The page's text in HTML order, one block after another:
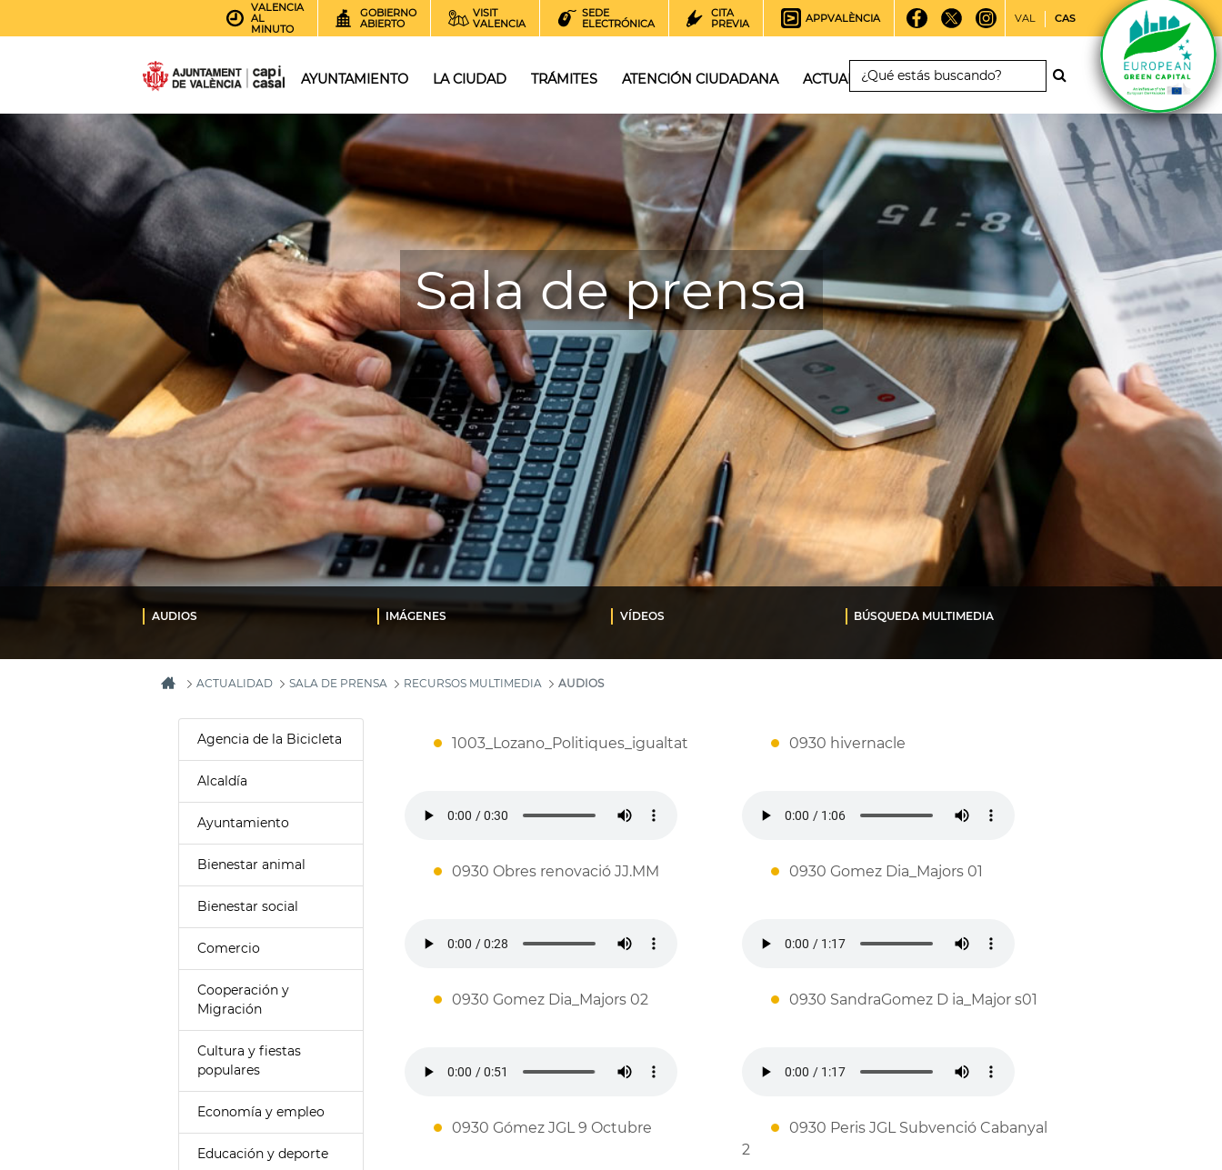
VALENCIA
AL
MINUTO
GOBIERNO
ABIERTO
VISIT
VALENCIA
SEDE
ELECTRÓNICA
CITA
PREVIA
APPVALÈNCIA VAL CAS
AYUNTAMIENTO LA CIUDAD TRÁMITES ATENCIÓN CIUDADANA ACTUALIDAD
Sala de prensa
AUDIOS IMÁGENES VÍDEOS BÚSQUEDA MULTIMEDIA
ACTUALIDAD SALA DE PRENSA RECURSOS MULTIMEDIA AUDIOS
Agencia de la Bicicleta
Alcaldía
Ayuntamiento
Bienestar animal
Bienestar social
Comercio
Cooperación y
Migración
Cultura y fiestas
populares
Economía y empleo
Educación y deporte
1003_Lozano_Politiques_igualtat 0930 hivernacle
0930 Obres renovació JJ.MM 0930 Gomez Dia_Majors 01
0930 Gomez Dia_Majors 02 0930 SandraGomez D ia_Major s01
0930 Gómez JGL 9 Octubre
0930 Peris JGL Subvenció Cabanyal
2